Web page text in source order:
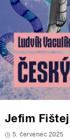
Jefim
5. červenec 2025